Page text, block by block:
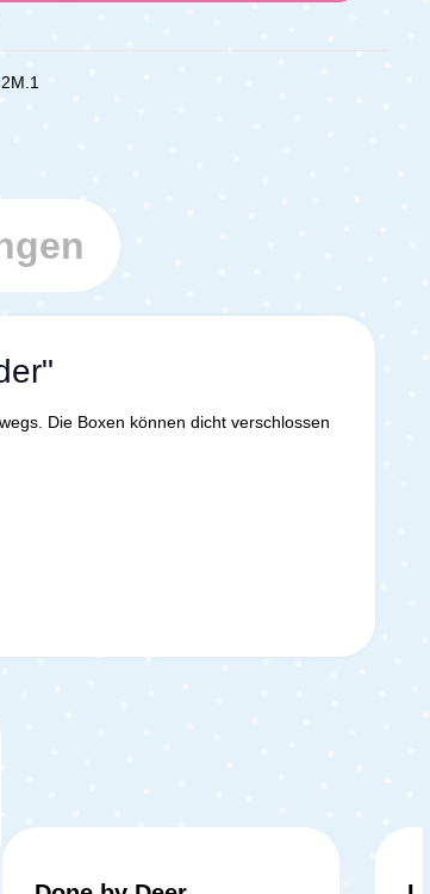
Die Boxen können dicht verschlossen